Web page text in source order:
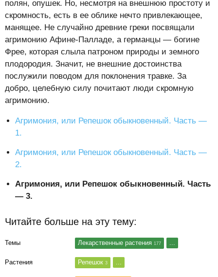
полян, опушек. Но, несмотря на внешнюю простоту и
скромность, есть в ее облике нечто привлекающее,
манящее. Не случайно древние греки посвящали
агримонию Афине-Палладе, а германцы — богине
Фрее, которая слыла патроном природы и земного
плодородия. Значит, не внешние достоинства
послужили поводом для поклонения травке. За
добро, целебную силу почитают люди скромную
агримонию.
Агримония, или Репешок обыкновенный. Часть —
1.
Агримония, или Репешок обыкновенный. Часть —
2.
Агримония, или Репешок обыкновенный. Часть
— 3.
Читайте больше на эту тему:
Темы Лекарственные растения 177
Растения Репешок 3